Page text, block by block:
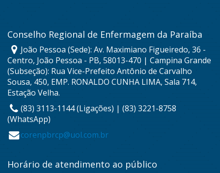
Conselho Regional de Enfermagem da Paraíba
João Pessoa (Sede): Av. Maximiano Figueiredo, 36 -
Centro, João Pessoa - PB, 58013-470 | Campina Grande
(Subseção): Rua Vice-Prefeito Antônio de Carvalho
Sousa, 450, EMP. RONALDO CUNHA LIMA, Sala 714,
Estação Velha.
(83) 3113-1144 (Ligações) | (83) 3221-8758
(WhatsApp)
corenpbrcp@uol.com.br
Horário de atendimento ao público